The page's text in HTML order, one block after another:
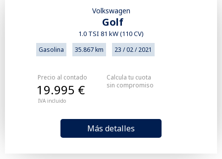
Volkswagen
Golf
1.0 TSI 81 kW (110 CV)
Gasolina 35.867 km 23 / 02 / 2021
Precio al contado
IVA incluido
19.995 €
Más detalles
Calcula tu cuota
sin compromiso